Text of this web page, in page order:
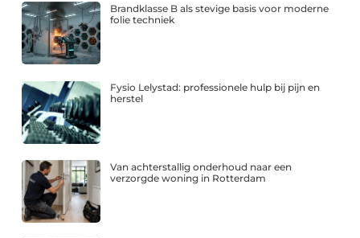
Brandklasse B als stevige basis voor moderne
folie techniek
Fysio Lelystad: professionele hulp bij pijn en
herstel
Van achterstallig onderhoud naar een
verzorgde woning in Rotterdam